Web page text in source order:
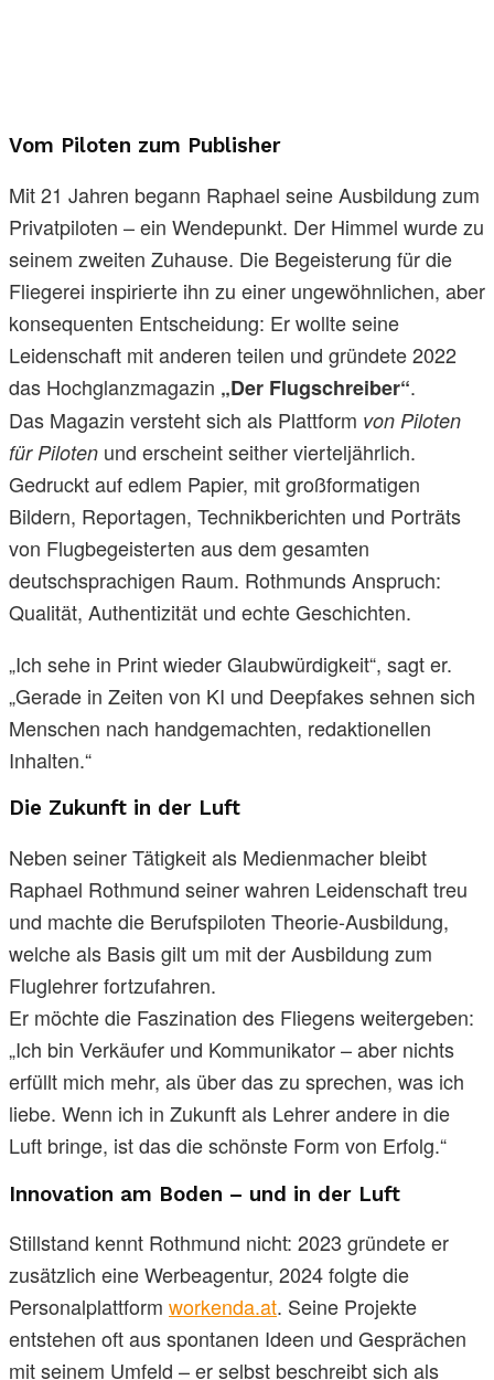
Vom Piloten zum Publisher
Mit 21 Jahren begann Raphael seine Ausbildung zum
Privatpiloten – ein Wendepunkt. Der Himmel wurde zu
seinem zweiten Zuhause. Die Begeisterung für die
Fliegerei inspirierte ihn zu einer ungewöhnlichen, aber
konsequenten Entscheidung: Er wollte seine
Leidenschaft mit anderen teilen und gründete 2022
das Hochglanzmagazin „Der Flugschreiber“.
Das Magazin versteht sich als Plattform von Piloten
für Piloten und erscheint seither vierteljährlich.
Gedruckt auf edlem Papier, mit großformatigen
Bildern, Reportagen, Technikberichten und Porträts
von Flugbegeisterten aus dem gesamten
deutschsprachigen Raum. Rothmunds Anspruch:
Qualität, Authentizität und echte Geschichten.
„Ich sehe in Print wieder Glaubwürdigkeit“, sagt er.
„Gerade in Zeiten von KI und Deepfakes sehnen sich
Menschen nach handgemachten, redaktionellen
Inhalten.“
Die Zukunft in der Luft
Neben seiner Tätigkeit als Medienmacher bleibt
Raphael Rothmund seiner wahren Leidenschaft treu
und machte die Berufspiloten Theorie-Ausbildung,
welche als Basis gilt um mit der Ausbildung zum
Fluglehrer fortzufahren.
Er möchte die Faszination des Fliegens weitergeben:
„Ich bin Verkäufer und Kommunikator – aber nichts
erfüllt mich mehr, als über das zu sprechen, was ich
liebe. Wenn ich in Zukunft als Lehrer andere in die
Luft bringe, ist das die schönste Form von Erfolg.“
Innovation am Boden – und in der Luft
Stillstand kennt Rothmund nicht: 2023 gründete er
zusätzlich eine Werbeagentur, 2024 folgte die
Personalplattform workenda.at. Seine Projekte
entstehen oft aus spontanen Ideen und Gesprächen
mit seinem Umfeld – er selbst beschreibt sich als